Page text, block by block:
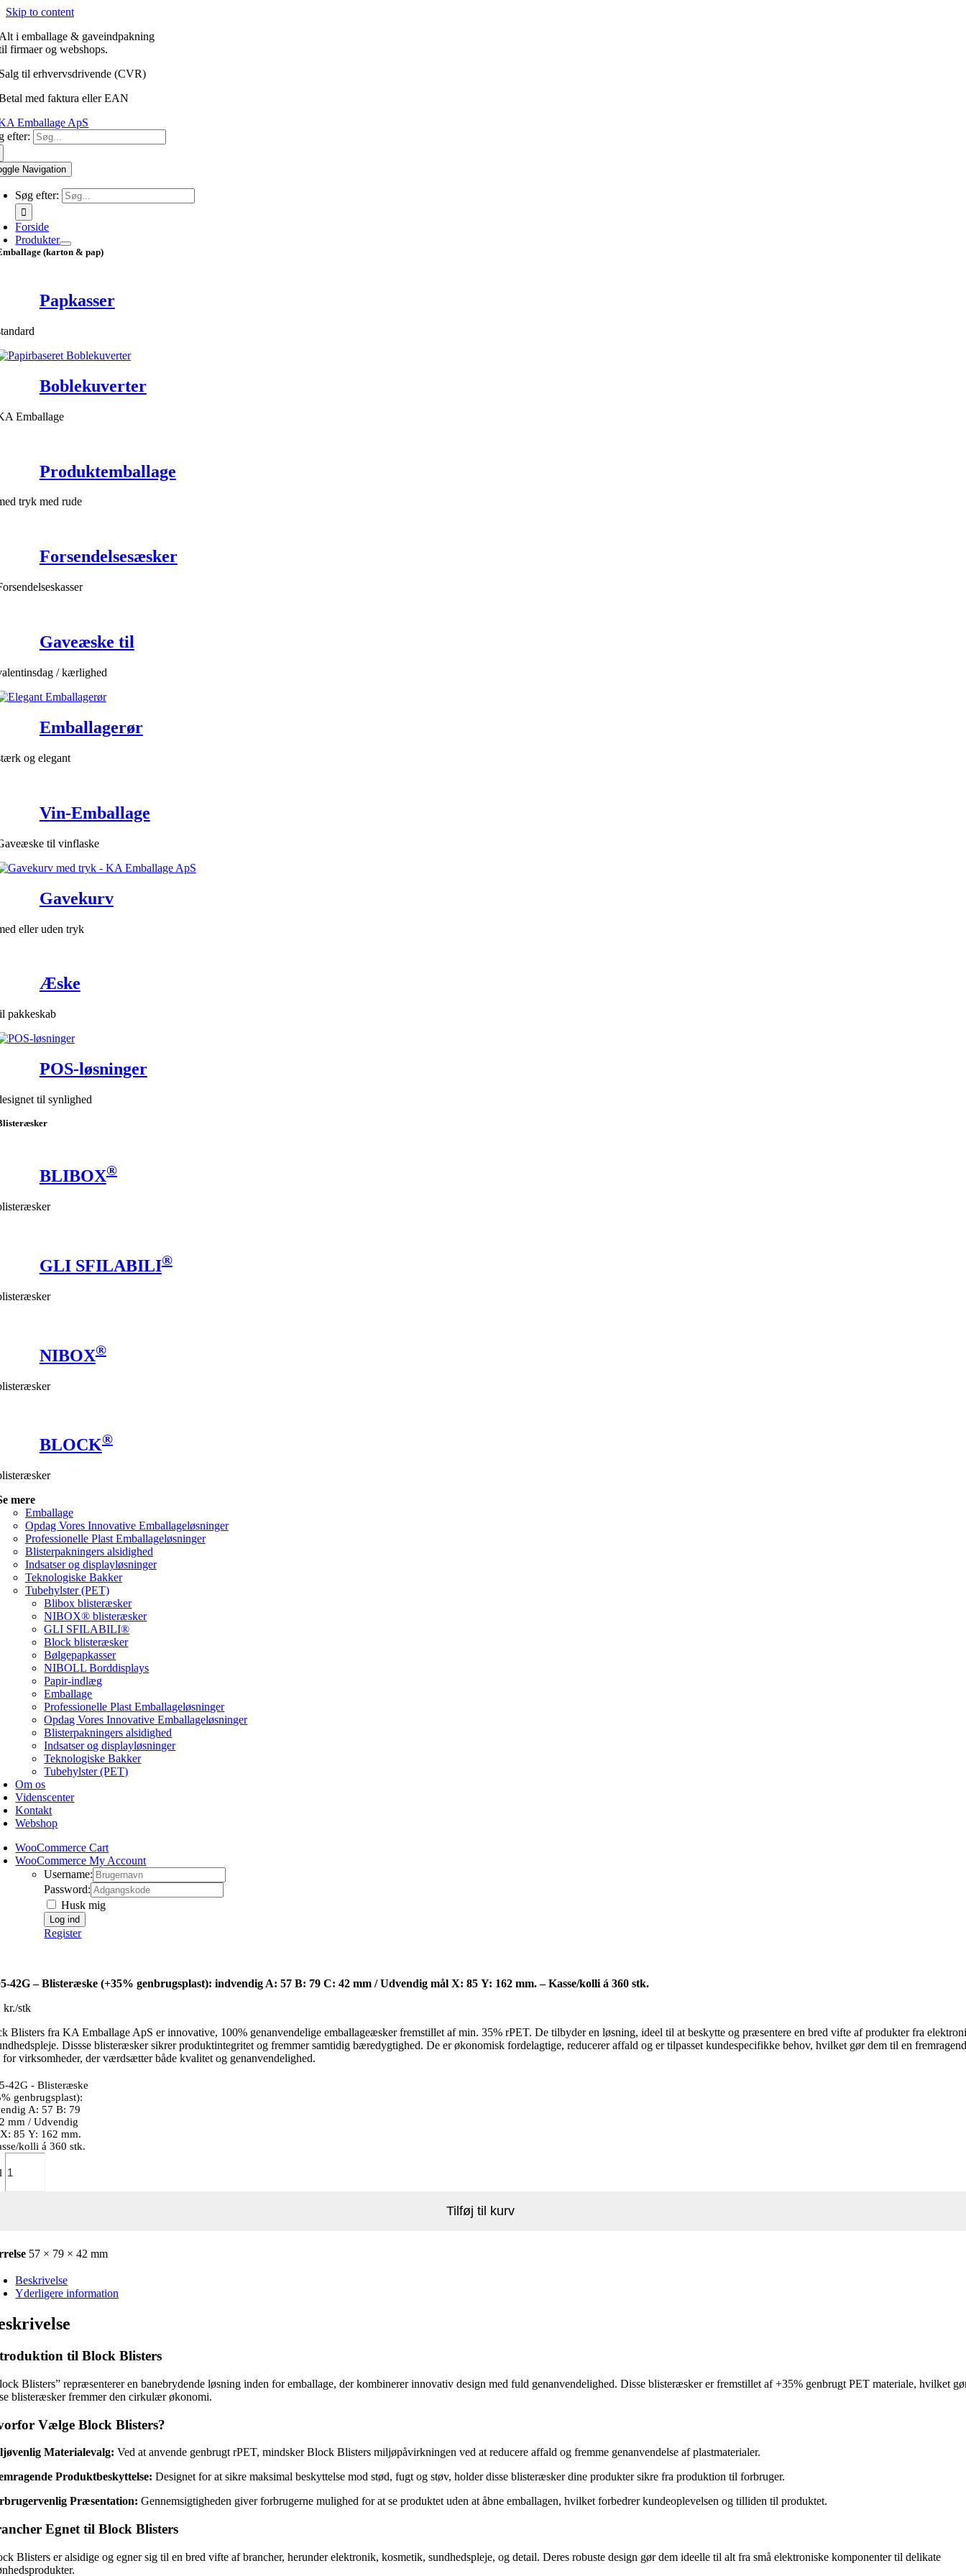
Skip to content
i emballage & gaveindpakning
firmaer og webshops.
til erhvervsdrivende (CVR)
med faktura eller EAN
efter:
Navigation
Søg efter:
Forside
Produkter
(karton & pap)
Papkasser
Boblekuverter
Emballage
Produktemballage
tryk med rude
Forsendelsesæsker
Gaveæske til
/ kærlighed
Emballagerør
og elegant
Vin-Emballage
til vinflaske
Gavekurv
eller uden tryk
Æske
pakkeskab
POS-løsninger
til synlighed
BLIBOX®
GLI SFILABILI®
NIBOX®
BLOCK®
mere
Emballage
Opdag Vores Innovative Emballageløsninger
Professionelle Plast Emballageløsninger
Blisterpakningers alsidighed
Indsatser og displayløsninger
Teknologiske Bakker
Tubehylster (PET)
Blibox blisteræsker
NIBOX® blisteræsker
GLI SFILABILI®
Block blisteræsker
Bølgepapkasser
NIBOLL Borddisplays
Papir-indlæg
Emballage
Professionelle Plast Emballageløsninger
Opdag Vores Innovative Emballageløsninger
Blisterpakningers alsidighed
Indsatser og displayløsninger
Teknologiske Bakker
Tubehylster (PET)
Om os
Videnscenter
Kontakt
Webshop
WooCommerce Cart
WooCommerce My Account
Username:
Password:
Husk mig
Register
42G – Blisteræske (+35% genbrugsplast): indvendig A: 57 B: 79 C: 42 mm / Udvendig mål X: 85 Y: 162 mm. – Kasse/kolli á 360 stk.
kr./stk
Blisters fra KA Emballage ApS er innovative, 100% genanvendelige emballageæsker fremstillet af min. 35% rPET. De tilbyder en løsning, ideel til at beskytte og præsentere en bred vifte af produkter fra
Dissse blisteræsker sikrer produktintegritet og fremmer samtidig bæredygtighed. De er økonomisk fordelagtige, reducerer affald og er tilpasset kundespecifikke behov, hvilket gør dem til en
for virksomheder, der værdsætter både kvalitet og genanvendelighed.
42G - Blisteræske
genbrugsplast):
A: 57 B: 79
mm / Udvendig
85 Y: 162 mm.
kolli á 360 stk.
Tilføj til kurv
57 × 79 × 42 mm
Beskrivelse
Yderligere information
til Block Blisters
Blisters” repræsenterer en banebrydende løsning inden for emballage, der kombinerer innovativ design med fuld genanvendelighed. Disse blisteræsker er fremstillet af +35% genbrugt PET materiale, hvilket
blisteræsker fremmer den cirkulær økonomi.
Vælge Block Blisters?
Materialevalg: Ved at anvende genbrugt rPET, mindsker Block Blisters miljøpåvirkningen ved at reducere affald og fremme genanvendelse af plastmaterialer.
Produktbeskyttelse: Designet for at sikre maksimal beskyttelse mod stød, fugt og støv, holder disse blisteræsker dine produkter sikre fra produktion til forbruger.
Præsentation: Gennemsigtigheden giver forbrugerne mulighed for at se produktet uden at åbne emballagen, hvilket forbedrer kundeoplevelsen og tilliden til produktet.
Egnet til Block Blisters
Blisters er alsidige og egner sig til en bred vifte af brancher, herunder elektronik, kosmetik, sundhedspleje, og detail. Deres robuste design gør dem ideelle til alt fra små elektroniske komponenter til delikate